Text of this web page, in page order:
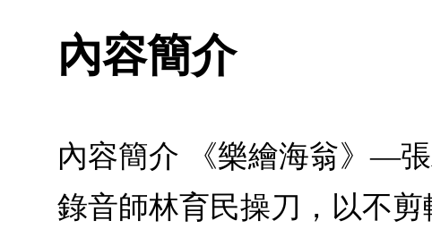
內容簡介
內容簡介 《樂繪海翁》—
錄音師林育民操刀，以不